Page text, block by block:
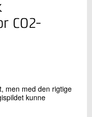
CO2-
men med den rigtige
kunne